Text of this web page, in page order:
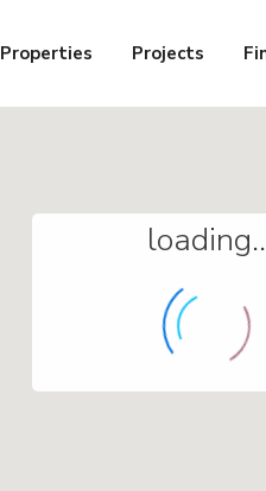
Properties Projects